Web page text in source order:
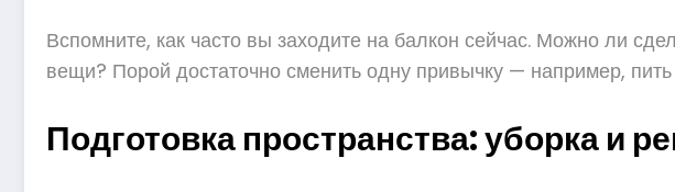
Вспомните, как часто вы заходите на балкон сейчас. Можно ли
вещи? Порой достаточно сменить одну привычку — например,
Подготовка пространства: уборка и